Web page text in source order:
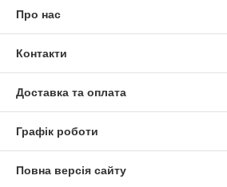
Про нас
Контакти
Доставка та оплата
Графік роботи
Повна версія сайту